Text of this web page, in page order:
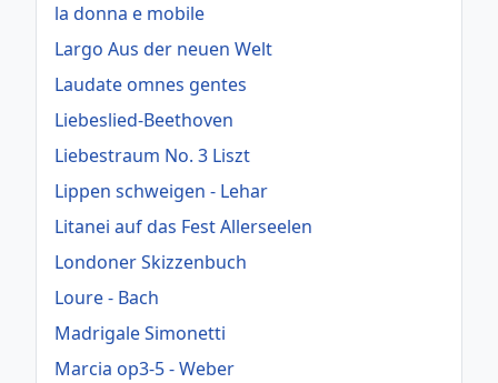
la donna e mobile
Largo Aus der neuen Welt
Laudate omnes gentes
Liebeslied-Beethoven
Liebestraum No. 3 Liszt
Lippen schweigen - Lehar
Litanei auf das Fest Allerseelen
Londoner Skizzenbuch
Loure - Bach
Madrigale Simonetti
Marcia op3-5 - Weber